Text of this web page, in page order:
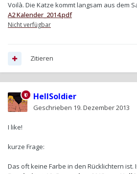
Voilà. Die Katze kommt langsam aus dem
A2 Kalender_2014.pdf
Nicht verfügbar
Zitieren
HellSoldier
Geschrieben 19. Dezember 2013
I like!
kurze Frage:
Das oft keine Farbe in den Rücklichtern ist.